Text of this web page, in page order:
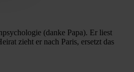
(danke Papa). Er liest
zieht er nach Paris, ersetzt das